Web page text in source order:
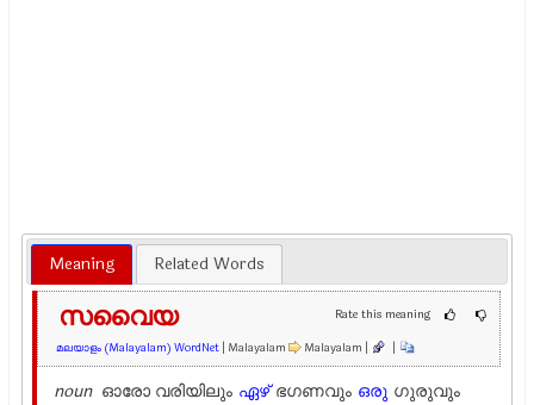
Meaning Related Words
Rate this meaning
സവൈയ
മലയാളം (Malayalam) WordNet | Malayalam Malayalam | |
noun ഓരോ വരിയിലും ഏഴ്ഭഗണവും ഒരു ഗുരുവും